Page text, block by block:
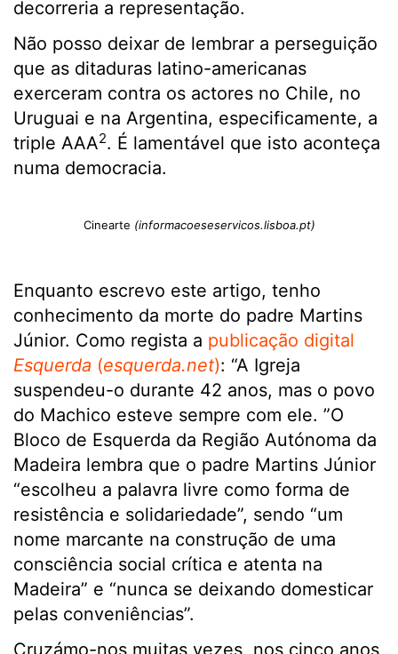
decorreria a representação.
Não posso deixar de lembrar a perseguição
que as ditaduras latino-americanas
exerceram contra os actores no Chile, no
Uruguai e na Argentina, especificamente, a
triple AAA2. É lamentável que isto aconteça
numa democracia.
Cinearte (informacoeseservicos.lisboa.pt)
Enquanto escrevo este artigo, tenho
conhecimento da morte do padre Martins
Júnior. Como regista a publicação digital
Esquerda (esquerda.net): “A Igreja
suspendeu-o durante 42 anos, mas o povo
do Machico esteve sempre com ele. ”O
Bloco de Esquerda da Região Autónoma da
Madeira lembra que o padre Martins Júnior
“escolheu a palavra livre como forma de
resistência e solidariedade”, sendo “um
nome marcante na construção de uma
consciência social crítica e atenta na
Madeira” e “nunca se deixando domesticar
pelas conveniências”.
Cruzámo-nos muitas vezes, nos cinco anos